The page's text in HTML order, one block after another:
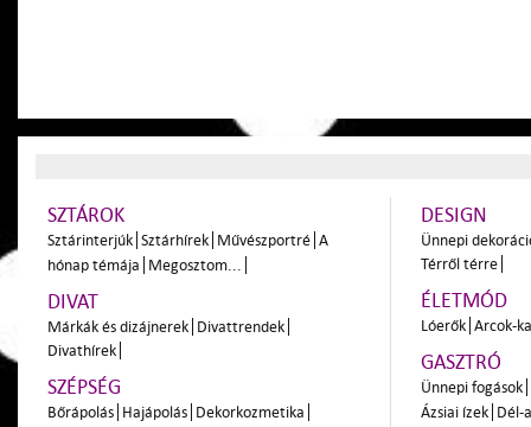
SZTÁROK
Sztárinterjúk Sztárhírek Művészportré A
hónap témája Megosztom...
DIVAT
Márkák és dizájnerek Divattrendek
Divathírek
SZÉPSÉG
Bőrápolás Hajápolás Dekorkozmetika
DESIGN
Ünnepi
Térről térre
ÉLETMÓD
Lóerők Arcok-
GASZTRÓ
Ünnepi fogások
Ázsiai ízek Dél-